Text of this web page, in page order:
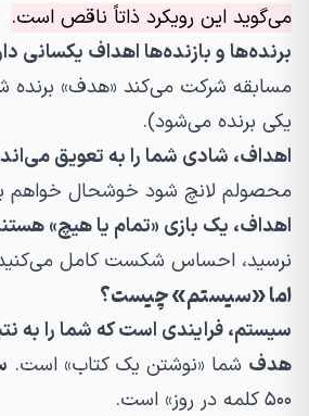
می‌گوید این رویکرد ذاتاً ناقص است.
برنده‌ها و بازنده‌ها اهداف یکسانی
مسابقه شرکت می‌کند «هدف» برنده
یکی برنده می‌شود).
اهداف، شادی شما را به تعویق
محصولم لانچ شود خوشحال خواهم
اهداف، یک بازی «تمام یا هیچ»
نرسید، احساس شکست کامل
اما «سیستم» چیست؟
سیستم، فرایندی است که شما را به
هدف شما «نوشتن یک کتاب» است.
۵۰۰ کلمه در روز» است.